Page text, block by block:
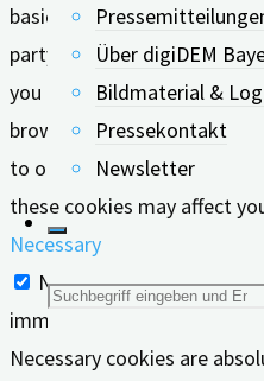
Über digiDEM
Bildmaterial &
Pressekontakt
Newsletter
Suche
nach:
basic functionalities of the
party cookies that help us
you use this website. These
browser only with your
to opt-out of these
these cookies may affect
Necessary
Necessary
immer aktiv
Necessary cookies are